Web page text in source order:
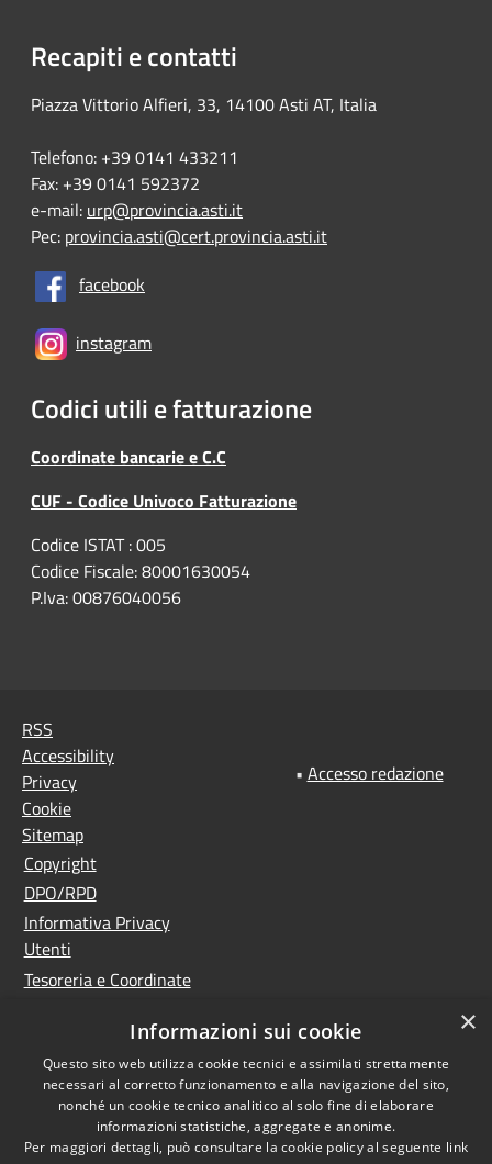
Recapiti e contatti
Piazza Vittorio Alfieri, 33, 14100 Asti AT, Italia
Telefono: +39 0141 433211
Fax: +39 0141 592372
e-mail: urp@provincia.asti.it
Pec: provincia.asti@cert.provincia.asti.it
facebook
instagram
Codici utili e fatturazione
Coordinate bancarie e C.C
CUF - Codice Univoco Fatturazione
Codice ISTAT : 005
Codice Fiscale: 80001630054
P.Iva: 00876040056
RSS
Accessibility
Privacy
Cookie
Sitemap
Copyright
DPO/RPD
Informativa Privacy
Utenti
Tesoreria e Coordinate
Controlla la tua posta
PNRR (Piano Nazionale
di Ripresa e Resilienza)
Meccanismo di feedback
Whistleblowing
• Accesso redazione
×
Informazioni sui cookie
Questo sito web utilizza cookie tecnici e assimilati strettamente
necessari al corretto funzionamento e alla navigazione del sito,
nonché un cookie tecnico analitico al solo fine di elaborare
informazioni statistiche, aggregate e anonime.
Per maggiori dettagli, può consultare la cookie policy al seguente link